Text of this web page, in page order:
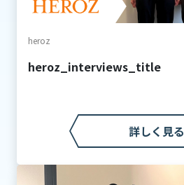
heroz
heroz_interviews_title
詳しく見る